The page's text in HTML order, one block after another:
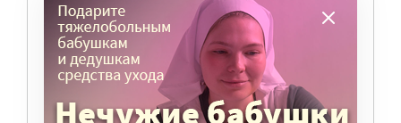
Милосердие.ru работает благодаря добровольным
пожертвованиям наших читателей. На
командировки, съемки, зарплаты редакторов,
журналистов и техническую поддержку сайта
нужны средства.